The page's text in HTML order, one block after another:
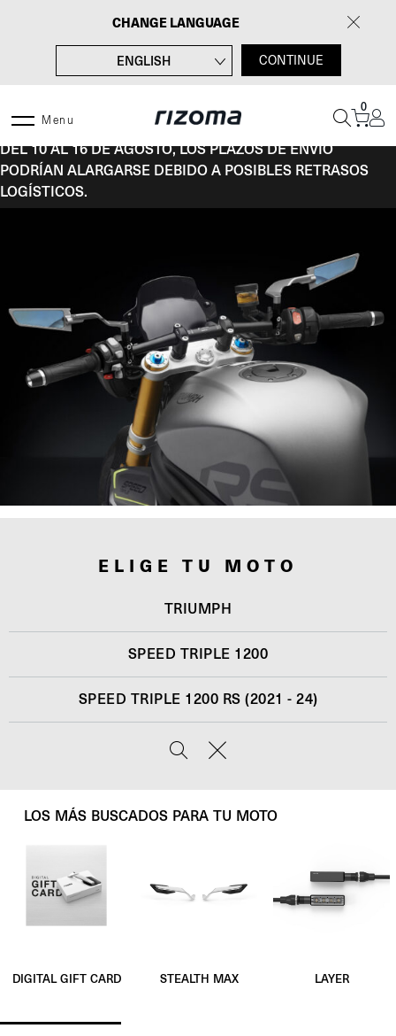
contenido
CHANGE LANGUAGE
ENGLISH
DEUTSCH
ITALIANO
CONTINUE
Menu
0
DEL 10 AL 16 DE AGOSTO, LOS PLAZOS DE ENVÍO
PODRÍAN ALARGARSE DEBIDO A POSIBLES RETRASOS
LOGÍSTICOS.
ELIGE TU MOTO
TRIUMPH
SPEED TRIPLE 1200
SPEED TRIPLE 1200 RS (2021 - 24)
LOS MÁS BUSCADOS PARA TU MOTO
DIGITAL GIFT CARD STEALTH MAX LAYER